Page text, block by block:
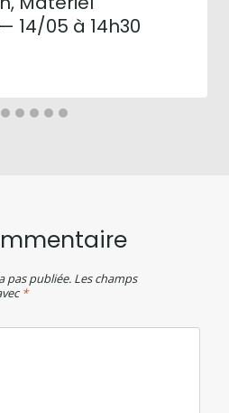
14/05 à 14h30
pas publiée. Les champs
*